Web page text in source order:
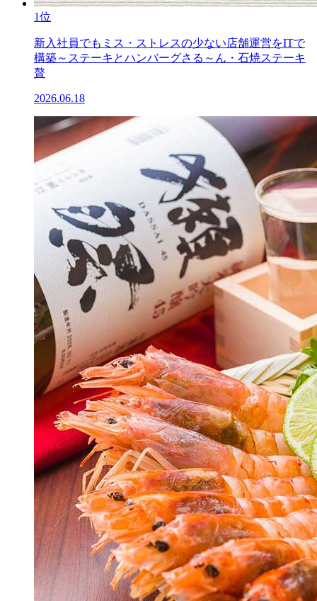
1位
新入社員でもミス・ストレスの少ない店舗運営をITで
構築～ステーキとハンバーグさる～ん・石焼ステーキ
贅
2026.06.18